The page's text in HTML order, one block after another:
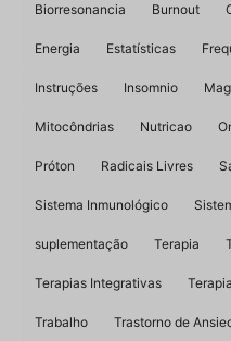
Biorresonancia Burnout
Energia Estatísticas
Instruções Insomnio
Mitocôndrias Nutricao
Próton Radicais Livres
Sistema Inmunológico
suplementação Terapia
Terapias Integrativas
Trabalho Trastorno de